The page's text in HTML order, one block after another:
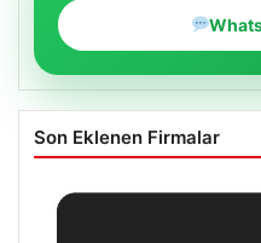
Son Eklenen Firmalar